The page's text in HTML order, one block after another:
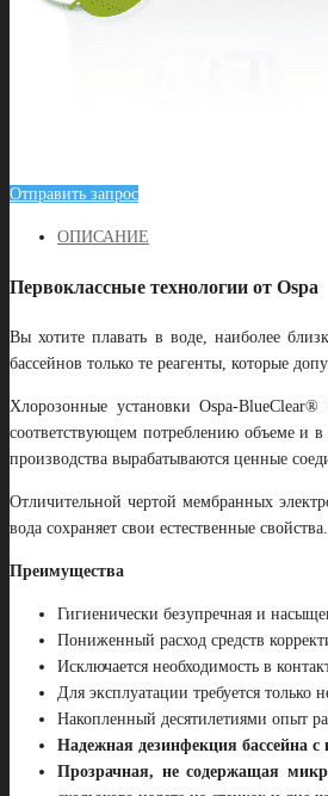
Отправить запрос
OПИСАНИЕ
Первоклассные технологии от Ospa
Вы хотите плавать в воде, наиболее
бассейнов только те реагенты, которые
Хлорозонные установки Ospa-
соответствующем потреблению объеме и
производства вырабатываются ценные
Отличительной чертой мембранных
вода сохраняет свои естественные
Преимущества
Гигиенически безупречная и
Пониженный расход средств
Исключается необходимость в
Для эксплуатации требуется только
Накопленный десятилетиями опыт
Надежная дезинфекция бассейна
Прозрачная, не содержащая